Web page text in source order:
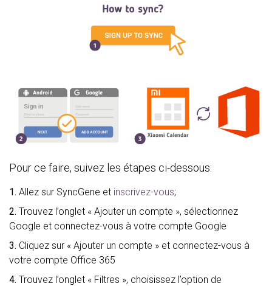
Pour ce faire, suivez les étapes ci-dessous:
1. Allez sur SyncGene et inscrivez-vous;
2. Trouvez l’onglet « Ajouter un compte », sélectionnez
Google et connectez-vous à votre compte Google
3. Cliquez sur « Ajouter un compte » et connectez-vous à
votre compte Office 365
4. Trouvez l’onglet « Filtres », choisissez l’option de